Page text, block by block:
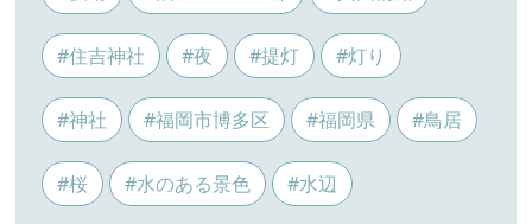
#住吉神社 #夜 #提灯 #灯り
#神社 #福岡市博多区 #福岡県 #鳥居
#桜 #水のある景色 #水辺